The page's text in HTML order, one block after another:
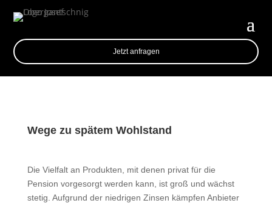
Jetzt anfragen
Wege zu spätem Wohlstand
Die Vielfalt an Produkten, mit denen privat für die
Pension vorgesorgt werden kann, ist groß und wächst
stetig. Aufgrund der niedrigen Zinsen kämpfen Anbieter